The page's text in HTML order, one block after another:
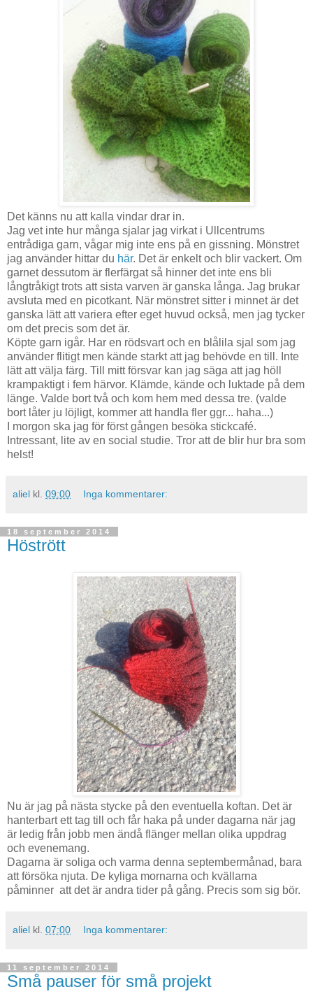
Det känns nu att kalla vindar drar in.
Jag vet inte hur många sjalar jag virkat i Ullcentrums
entrådiga garn, vågar mig inte ens på en gissning. Mönstret
jag använder hittar du här. Det är enkelt och blir vackert. Om
garnet dessutom är flerfärgat så hinner det inte ens bli
långtråkigt trots att sista varven är ganska långa. Jag brukar
avsluta med en picotkant. När mönstret sitter i minnet är det
ganska lätt att variera efter eget huvud också, men jag tycker
om det precis som det är.
Köpte garn igår. Har en rödsvart och en blålila sjal som jag
använder flitigt men kände starkt att jag behövde en till. Inte
lätt att välja färg. Till mitt försvar kan jag säga att jag höll
krampaktigt i fem härvor. Klämde, kände och luktade på dem
länge. Valde bort två och kom hem med dessa tre. (valde
bort låter ju löjligt, kommer att handla fler ggr... haha...)
I morgon ska jag för först gången besöka stickcafé.
Intressant, lite av en social studie. Tror att de blir hur bra som
helst!
aliel kl. 09:00 Inga kommentarer:
18 september 2014
Höstrött
Nu är jag på nästa stycke på den eventuella koftan. Det är
hanterbart ett tag till och får haka på under dagarna när jag
är ledig från jobb men ändå flänger mellan olika uppdrag
och evenemang.
Dagarna är soliga och varma denna septembermånad, bara
att försöka njuta. De kyliga mornarna och kvällarna
påminner att det är andra tider på gång. Precis som sig bör.
aliel kl. 07:00 Inga kommentarer:
11 september 2014
Små pauser för små projekt